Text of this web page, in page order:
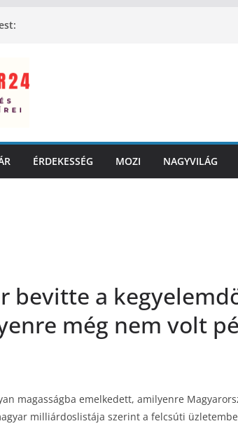
ÉRDEKESSÉG MOZI NAGYVILÁG
bevitte a
még nem volt
magasságba emelkedett, amilyenre
milliárdoslistája szerint a felcsúti